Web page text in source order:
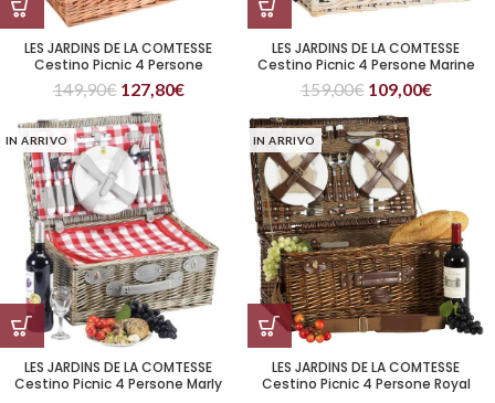
LES JARDINS DE LA COMTESSE
Cestino Picnic 4 Persone
Fontainebleau
149,90€ 127,80€
LES JARDINS DE LA COMTESSE
Cestino Picnic 4 Persone Marine
159,00€ 109,00€
IN ARRIVO
LES JARDINS DE LA COMTESSE
Cestino Picnic 4 Persone Marly
IN ARRIVO
LES JARDINS DE LA COMTESSE
Cestino Picnic 4 Persone Royal